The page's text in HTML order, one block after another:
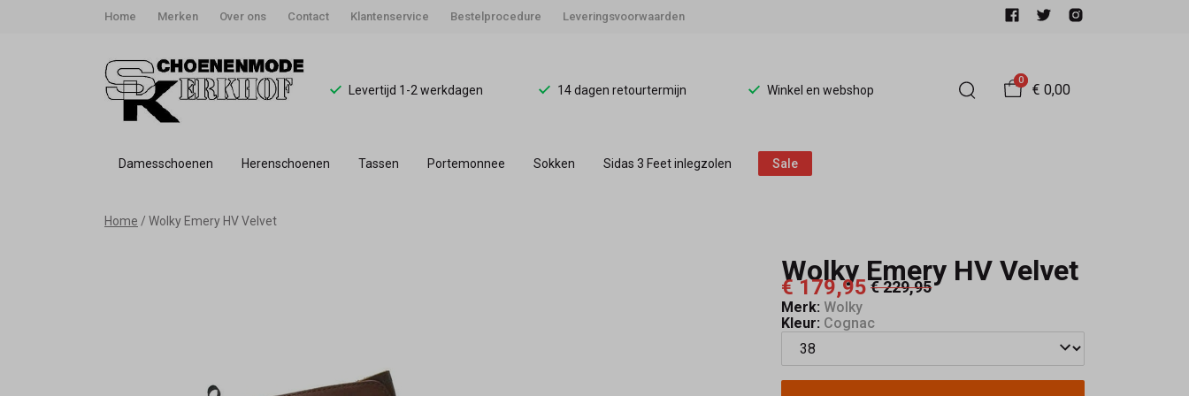
Home Merken Over ons Contact Klantenservice Bestelprocedure Leveringsvoorwaarden
Levertijd 1-2 werkdagen 14 dagen retourtermijn Winkel en webshop
0
€ 0,00
Damesschoenen Herenschoenen Tassen Portemonnee Sokken Sidas 3 Feet inlegzolen Sale
WolkyHome Wolky Emery HV Velvet
Wolky Emery HV Velvet
€ 179,95 € 229,95
Merk: Wolky
Kleur: Cognac